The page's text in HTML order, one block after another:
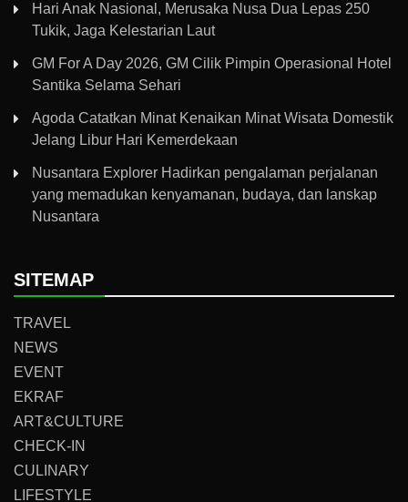
Hari Anak Nasional, Merusaka Nusa Dua Lepas 250
Tukik, Jaga Kelestarian Laut
GM For A Day 2026, GM Cilik Pimpin Operasional Hotel
Santika Selama Sehari
Agoda Catatkan Minat Kenaikan Minat Wisata Domestik
Jelang Libur Hari Kemerdekaan
Nusantara Explorer Hadirkan pengalaman perjalanan
yang memadukan kenyamanan, budaya, dan lanskap
Nusantara
SITEMAP
TRAVEL
NEWS
EVENT
EKRAF
ART&CULTURE
CHECK-IN
CULINARY
LIFESTYLE